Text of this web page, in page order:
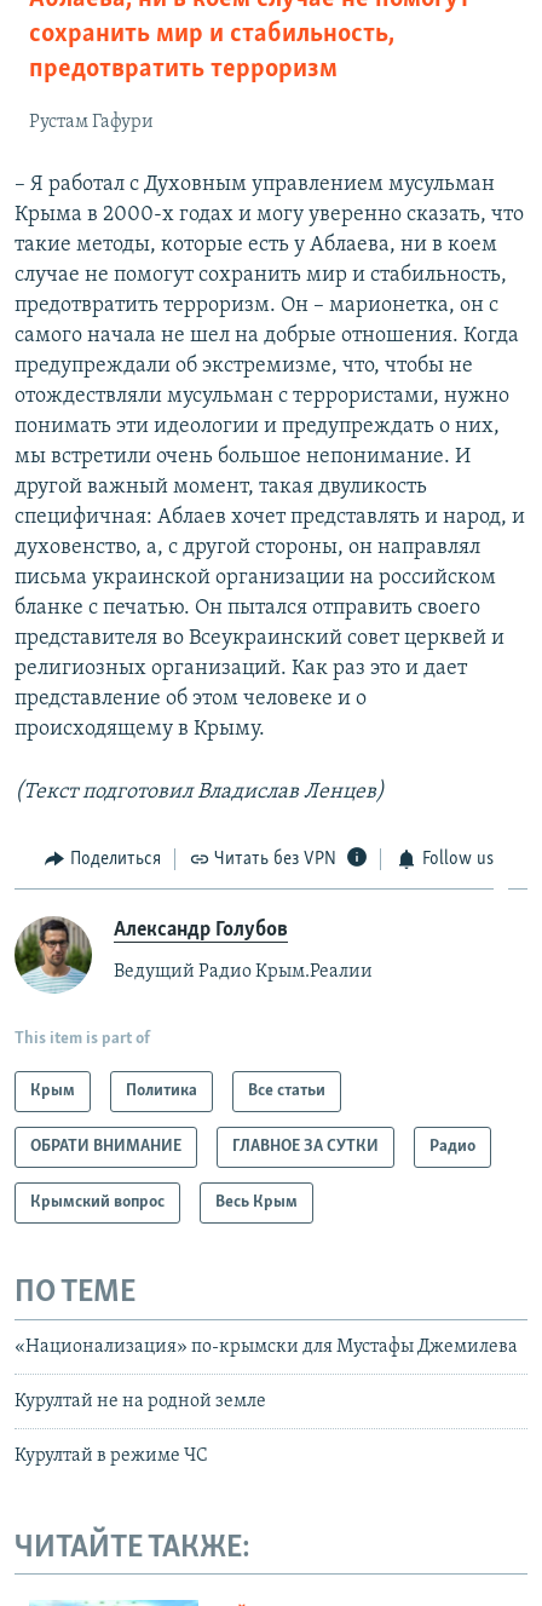
сохранить мир и стабильность,
предотвратить терроризм
Рустам Гафури
– Я работал с Духовным управлением мусульман
Крыма в 2000-х годах и могу уверенно сказать, что
такие методы, которые есть у Аблаева, ни в коем
случае не помогут сохранить мир и стабильность,
предотвратить терроризм. Он – марионетка, он с
самого начала не шел на добрые отношения. Когда
предупреждали об экстремизме, что, чтобы не
отождествляли мусульман с террористами, нужно
понимать эти идеологии и предупреждать о них,
мы встретили очень большое непонимание. И
другой важный момент, такая двуликость
специфичная: Аблаев хочет представлять и народ, и
духовенство, а, с другой стороны, он направлял
письма украинской организации на российском
бланке с печатью. Он пытался отправить своего
представителя во Всеукраинский совет церквей и
религиозных организаций. Как раз это и дает
представление об этом человеке и о
происходящему в Крыму.
(Текст подготовил Владислав Ленцев)
Поделиться Читать без VPN Follow us
Александр Голубов
Ведущий Радио Крым.Реалии
This item is part of
Крым Политика Все статьи
ОБРАТИ ВНИМАНИЕ ГЛАВНОЕ ЗА СУТКИ Радио
Крымский вопрос Весь Крым
ПО ТЕМЕ
«Национализация» по-крымски для Мустафы Джемилева
Курултай не на родной земле
Курултай в режиме ЧС
ЧИТАЙТЕ ТАКЖЕ: